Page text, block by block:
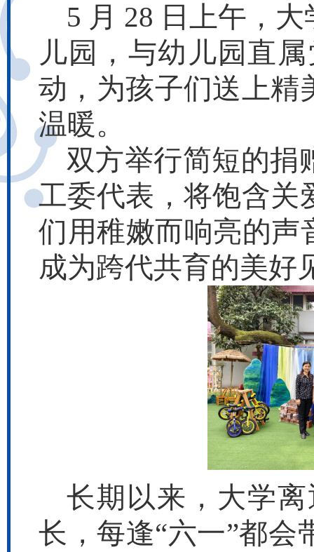
5 月 28 日上午，
儿园，与幼儿园直
动，为孩子们送上精
温暖。
双方举行简短的捐
工委代表，将饱含关
们用稚嫩而响亮的声
成为跨代共育的美好
长期以来，大学
长，每逢“六一”都